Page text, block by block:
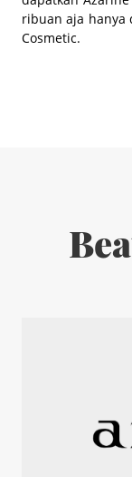
ribuan aja hanya
Cosmetic.